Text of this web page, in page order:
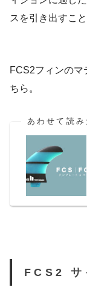
スを引き出すこ
FCS2フィンのマ
ちら。
FCS2 サ